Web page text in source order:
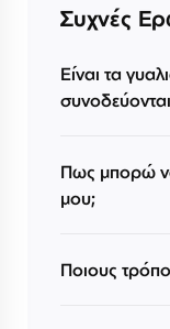
Συχνές
Είναι τα
Πως μπορώ
μου;
Ποιους